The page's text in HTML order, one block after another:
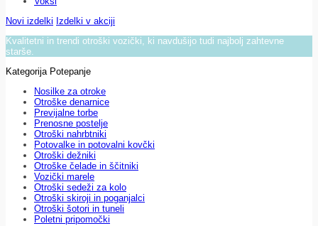
Novi izdelki Izdelki v akciji
Kvalitetni in trendi otroški vozički, ki navdušijo tudi najbolj zahtevne
starše.
Kategorija Potepanje
Nosilke za otroke
Otroške denarnice
Previjalne torbe
Prenosne postelje
Otroški nahrbtniki
Potovalke in potovalni kovčki
Otroški dežniki
Otroške čelade in ščitniki
Vozički marele
Otroški sedeži za kolo
Otroški skiroji in poganjalci
Otroški šotori in tuneli
Poletni pripomočki